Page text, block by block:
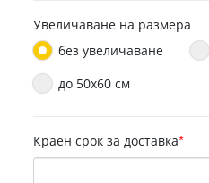
Увеличаване на размера
без увеличаване
до 50x60 см
Краен срок за доставка*